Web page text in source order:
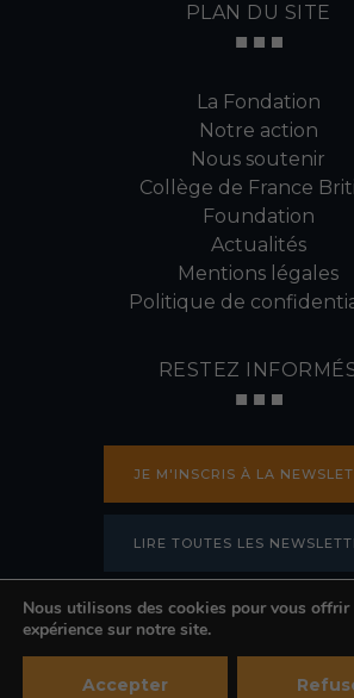
PLAN DU SITE
La Fondation
Notre action
Nous soutenir
Collège de France
Foundation
Actualités
Mentions légales
Politique de
RESTEZ
JE M'INSCRIS À LA
LIRE TOUTES LES
PRESSE
Nous utilisons des cookies pour vous
expérience sur notre site.
Accepter